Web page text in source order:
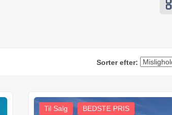
Sorter efter:
Til Salg BEDSTE PRIS